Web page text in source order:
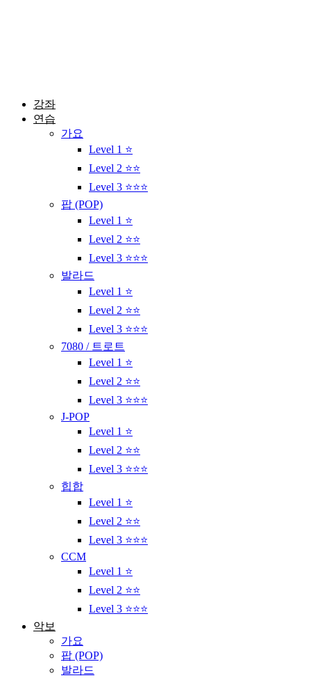
강좌
연습
가요
Level 1 ⭐
Level 2 ⭐⭐
Level 3 ⭐⭐⭐
팝 (POP)
Level 1 ⭐
Level 2 ⭐⭐
Level 3 ⭐⭐⭐
발라드
Level 1 ⭐
Level 2 ⭐⭐
Level 3 ⭐⭐⭐
7080 / 트로트
Level 1 ⭐
Level 2 ⭐⭐
Level 3 ⭐⭐⭐
J-POP
Level 1 ⭐
Level 2 ⭐⭐
Level 3 ⭐⭐⭐
힙합
Level 1 ⭐
Level 2 ⭐⭐
Level 3 ⭐⭐⭐
CCM
Level 1 ⭐
Level 2 ⭐⭐
Level 3 ⭐⭐⭐
악보
가요
팝 (POP)
발라드